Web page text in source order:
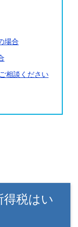
場合
相談ください
得税はい